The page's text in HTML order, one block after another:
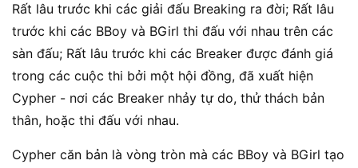
Rất lâu trước khi các giải đấu Breaking ra đời; Rất lâu
trước khi các BBoy và BGirl thi đấu với nhau trên các
sàn đấu; Rất lâu trước khi các Breaker được đánh giá
trong các cuộc thi bởi một hội đồng, đã xuất hiện
Cypher - nơi các Breaker nhảy tự do, thử thách bản
thân, hoặc thi đấu với nhau.
Cypher căn bản là vòng tròn mà các BBoy và BGirl tạo